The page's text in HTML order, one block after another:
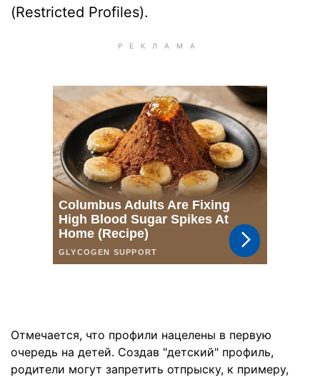
(Restricted Profiles).
Отмечается, что профили нацелены в первую
очередь на детей. Создав "детский" профиль,
родители могут запретить отпрыску, к примеру,